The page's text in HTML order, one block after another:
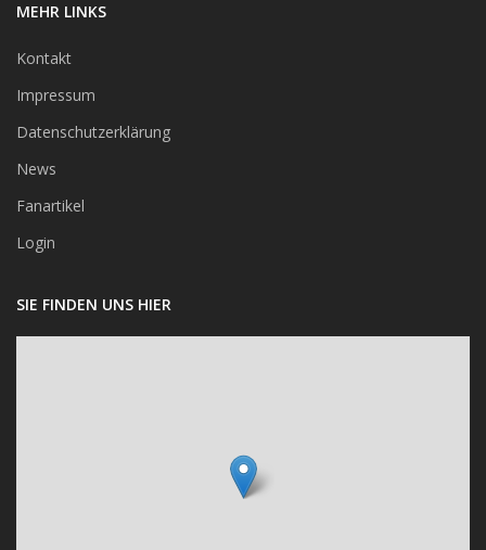
MEHR LINKS
Kontakt
Impressum
Datenschutzerklärung
News
Fanartikel
Login
SIE FINDEN UNS HIER